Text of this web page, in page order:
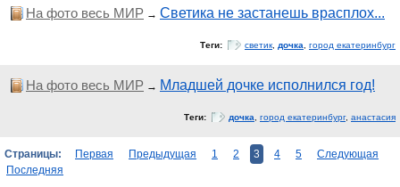
На фото весь МИР → Светика не застанешь врасплох...
Теги: светик дочка город екатеринбург
На фото весь МИР → Младшей дочке исполнился год!
Теги: дочка город екатеринбург, анастасия
Страницы: Первая Предыдущая 1 2 3 4 5
Следующая
Последняя